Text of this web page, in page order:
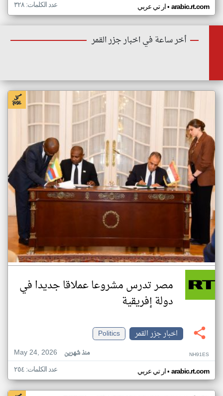
ار تي عربي• arabic.rt.com عدد الكلمات: ٣٢٨
أخر ساعة في اخبار جزر القمر
مصر تدرس مشروعا عملاقا جديدا في
دولة إفريقية
اخبار جزر القمر
Politics
May 24, 2026
منذ شهرين NH91ES
ار تي عربي• arabic.rt.com عدد الكلمات: ٢٥٤